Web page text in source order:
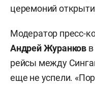
церемоний
Модератор пресс-
Андрей Журанков
рейсы между
еще не успели.